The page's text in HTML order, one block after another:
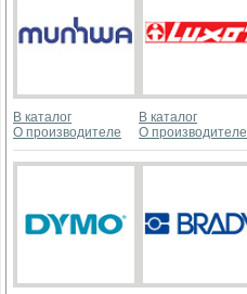
В каталог
О производителе
В каталог
О производителе